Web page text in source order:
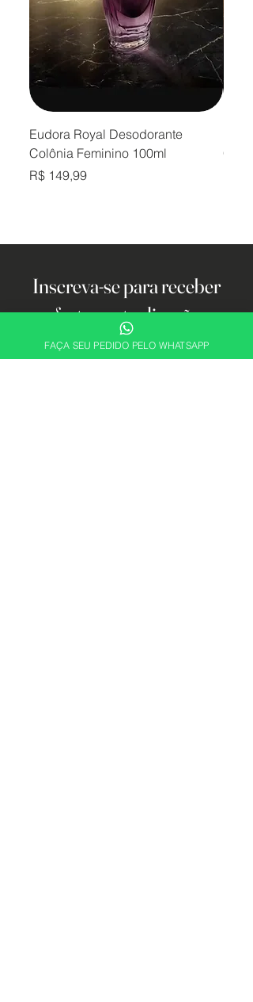
Eudora Royal Desodorante
Colônia Feminino 100ml
Preço
R$ 149,99
Inscreva-se para receber
ofertas e atualizações
exclusivas.
FAÇA SEU PEDIDO PELO WHATSAPP